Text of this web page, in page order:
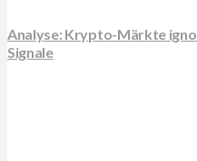
Analyse: Krypto-Märkte
Signale